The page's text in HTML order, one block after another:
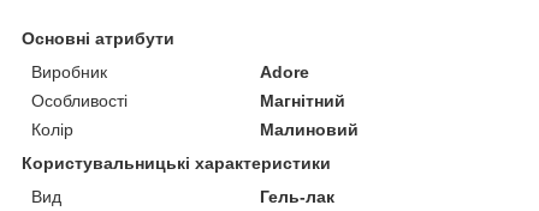
Основні атрибути
Виробник
Adore
Особливості
Магнітний
Колір
Малиновий
Користувальницькі характеристики
Вид
Гель-лак